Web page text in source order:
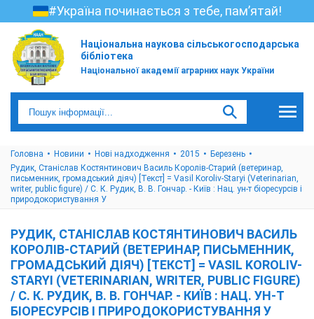
#Україна починається з тебе, пам’ятай!
Національна наукова сільськогосподарська
бібліотека
Національної академії аграрних наук України
Головна Новини Нові надходження 2015
Березень
Рудик, Станіслав Костянтинович Василь Королів-Старий (ветеринар,
письменник, громадський діяч) [Текст] = Vasil Koroliv-Staryi (Veterinarian,
writer, public figure) / С. К. Рудик, В. В. Гончар. - Київ : Нац. ун-т біоресурсів і
природокористування У
РУДИК, СТАНІСЛАВ КОСТЯНТИНОВИЧ ВАСИЛЬ
КОРОЛІВ-СТАРИЙ (ВЕТЕРИНАР, ПИСЬМЕННИК,
ГРОМАДСЬКИЙ ДІЯЧ) [ТЕКСТ] = VASIL KOROLIV-
STARYI (VETERINARIAN, WRITER, PUBLIC FIGURE)
/ С. К. РУДИК, В. В. ГОНЧАР. - КИЇВ : НАЦ. УН-Т
БІОРЕСУРСІВ І ПРИРОДОКОРИСТУВАННЯ У